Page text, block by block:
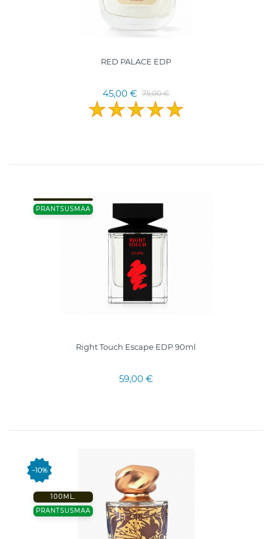
RED PALACE EDP
45,00 € 75,00 €
PRANTSUSMAA
Right Touch Escape EDP 90ml
59,00 €
−10%
100ML.
PRANTSUSMAA